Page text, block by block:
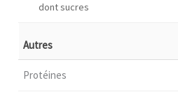
dont sucres
Autres
Protéines